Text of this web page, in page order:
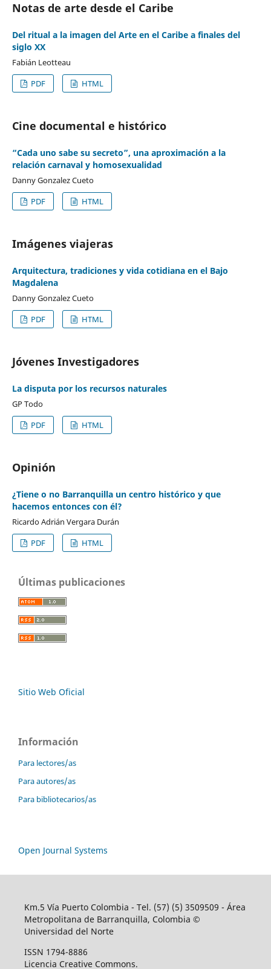
Notas de arte desde el Caribe
Del ritual a la imagen del Arte en el Caribe a finales del
siglo XX
Fabián Leotteau
PDF
HTML
Cine documental e histórico
“Cada uno sabe su secreto”, una aproximación a la
relación carnaval y homosexualidad
Danny Gonzalez Cueto
PDF
HTML
Imágenes viajeras
Arquitectura, tradiciones y vida cotidiana en el Bajo
Magdalena
Danny Gonzalez Cueto
PDF
HTML
Jóvenes Investigadores
La disputa por los recursos naturales
GP Todo
PDF
HTML
Opinión
¿Tiene o no Barranquilla un centro histórico y que
hacemos entonces con él?
Ricardo Adrián Vergara Durán
PDF
HTML
Últimas publicaciones
Sitio Web Oficial
Información
Para lectores/as
Para autores/as
Para bibliotecarios/as
Open Journal Systems
Km.5 Vía Puerto Colombia - Tel. (57) (5) 3509509 - Área
Metropolitana de Barranquilla, Colombia ©
Universidad del Norte
ISSN 1794-8886
Licencia Creative Commons.